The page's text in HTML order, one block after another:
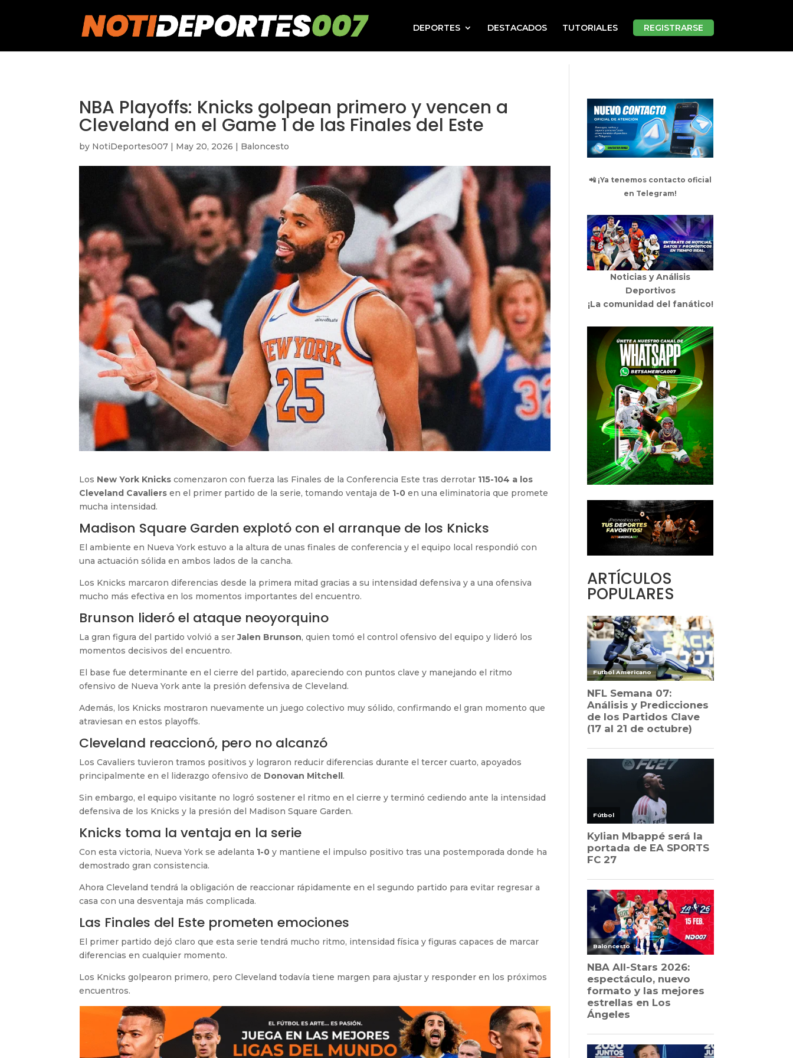
DEPORTES
DESTACADOS TUTORIALES REGISTRARSE
NBA Playoffs: Knicks golpean primero y vencen a
Cleveland en el Game 1 de las Finales del Este
by NotiDeportes007 | May 20, 2026 | Baloncesto
Los New York Knicks comenzaron con fuerza las Finales de la Conferencia Este tras derrotar 115-104 a los
Cleveland Cavaliers en el primer partido de la serie, tomando ventaja de 1-0 en una eliminatoria que promete
mucha intensidad.
Madison Square Garden explotó con el arranque de los Knicks
El ambiente en Nueva York estuvo a la altura de unas finales de conferencia y el equipo local respondió con
una actuación sólida en ambos lados de la cancha.
Los Knicks marcaron diferencias desde la primera mitad gracias a su intensidad defensiva y a una ofensiva
mucho más efectiva en los momentos importantes del encuentro.
Brunson lideró el ataque neoyorquino
La gran figura del partido volvió a serJalen Brunson, quien tomó el control ofensivo del equipo y lideró los
momentos decisivos del encuentro.
El base fue determinante en el cierre del partido, apareciendo con puntos clave y manejando el ritmo
ofensivo de Nueva York ante la presión defensiva de Cleveland.
Además, los Knicks mostraron nuevamente un juego colectivo muy sólido, confirmando el gran momento que
atraviesan en estos playoffs.
Cleveland reaccionó, pero no alcanzó
Los Cavaliers tuvieron tramos positivos y lograron reducir diferencias durante el tercer cuarto, apoyados
principalmente en el liderazgo ofensivo de Donovan Mitchell.
Sin embargo, el equipo visitante no logró sostener el ritmo en el cierre y terminó cediendo ante la intensidad
defensiva de los Knicks y la presión del Madison Square Garden.
Knicks toma la ventaja en la serie
Con esta victoria, Nueva York se adelanta 1-0 y mantiene el impulso positivo tras una postemporada donde ha
demostrado gran consistencia.
Ahora Cleveland tendrá la obligación de reaccionar rápidamente en el segundo partido para evitar regresar a
casa con una desventaja más complicada.
Las Finales del Este prometen emociones
El primer partido dejó claro que esta serie tendrá mucho ritmo, intensidad física y figuras capaces de marcar
diferencias en cualquier momento.
Los Knicks golpearon primero, pero Cleveland todavía tiene margen para ajustar y responder en los próximos
encuentros.
📲 ¡Ya tenemos contacto oficial
en Telegram!
Noticias y Análisis
Deportivos
¡La comunidad del fanático!
ARTÍCULOS
POPULARES